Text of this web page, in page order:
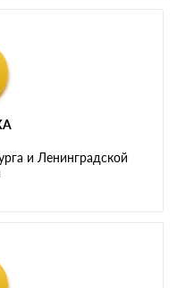
и Ленинградской